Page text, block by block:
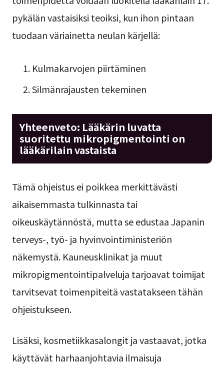
pykälän vastaisiksi teoiksi, kun ihon pintaan
tuodaan väriainetta neulan kärjellä:
Kulmakarvojen piirtäminen
Silmänrajausten tekeminen
Yhteenveto: Lääkärin luvatta
suoritettu mikropigmentointi on
lääkärilain vastaista
Tämä ohjeistus ei poikkea merkittävästi
aikaisemmasta tulkinnasta tai
oikeuskäytännöstä, mutta se edustaa Japanin
terveys-, työ- ja hyvinvointiministeriön
näkemystä. Kauneusklinikat ja muut
mikropigmentointipalveluja tarjoavat toimijat
tarvitsevat toimenpiteitä vastatakseen tähän
ohjeistukseen.
Lisäksi, kosmetiikkasalongit ja vastaavat, jotka
käyttävät harhaanjohtavia ilmaisuja